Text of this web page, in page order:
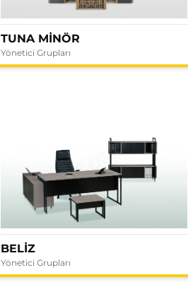
TUNA MİNÖR
Yönetici Grupları
BELİZ
Yönetici Grupları